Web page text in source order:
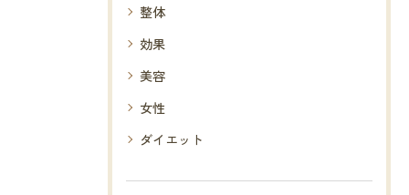
整体
効果
美容
女性
ダイエット